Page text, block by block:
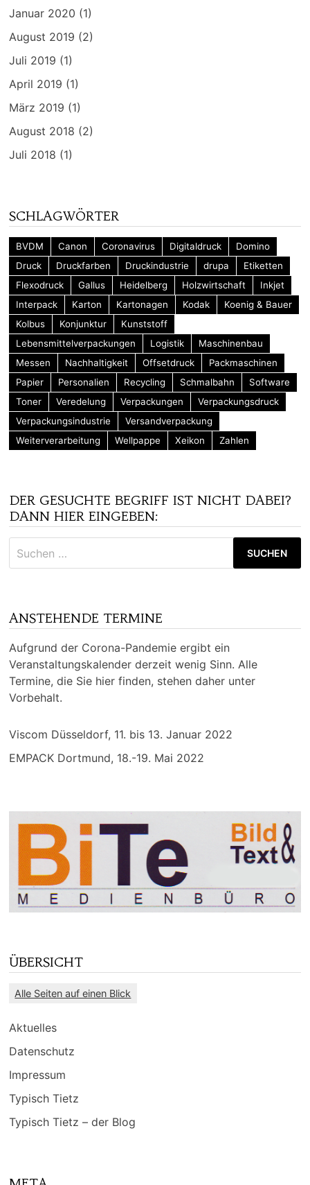
Januar 2020 (1)
August 2019 (2)
Juli 2019 (1)
April 2019 (1)
März 2019 (1)
August 2018 (2)
Juli 2018 (1)
SCHLAGWÖRTER
BVDM Canon Coronavirus Digitaldruck
Domino
Druck
Druckfarben Druckindustrie drupa
Etiketten
Flexodruck
Gallus Heidelberg Holzwirtschaft
Inkjet
Interpack
Karton Kartonagen Kodak
Koenig & Bauer
Kolbus
Konjunktur
Kunststoff
Lebensmittelverpackungen
Logistik
Maschinenbau
Messen
Nachhaltigkeit Offsetdruck
Packmaschinen
Papier
Personalien Recycling Schmalbahn
Software
Toner
Veredelung Verpackungen
Verpackungsdruck
Verpackungsindustrie
Versandverpackung
Weiterverarbeitung
Wellpappe Xeikon Zahlen
DER GESUCHTE BEGRIFF IST NICHT DABEI?
DANN HIER EINGEBEN:
nach:
ANSTEHENDE TERMINE
Aufgrund der Corona-Pandemie ergibt ein
Veranstaltungskalender derzeit wenig Sinn. Alle
Termine, die Sie hier finden, stehen daher unter
Vorbehalt.
Viscom Düsseldorf, 11. bis 13. Januar 2022
EMPACK Dortmund, 18.-19. Mai 2022
ÜBERSICHT
Alle Seiten auf einen Blick
Aktuelles
Datenschutz
Impressum
Typisch Tietz
Typisch Tietz – der Blog